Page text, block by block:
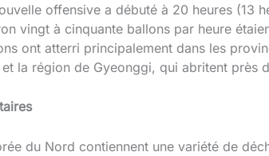
offensive a débuté à 20 heures (13
vingt à cinquante ballons par heure
ont atterri principalement dans les
la région de Gyeonggi, qui abritent près
du Nord contiennent une variété de